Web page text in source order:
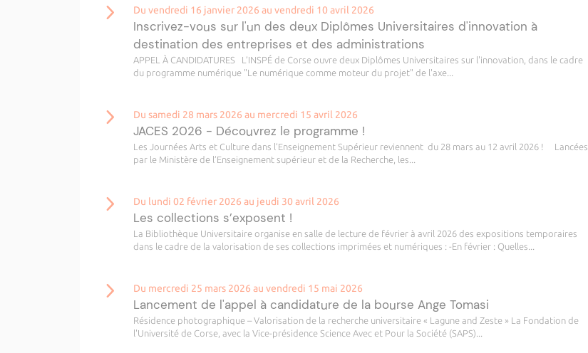
Du vendredi 16 janvier 2026 au vendredi 10 avril 2026
Inscrivez-vous sur l'un des deux Diplômes Universitaires d'innovation à
destination des entreprises et des administrations
APPEL À CANDIDATURES L’INSPÉ de Corse ouvre deux Diplômes Universitaires sur l'innovation, dans le cadre
du programme numérique "Le numérique comme moteur du projet" de l'axe...
Du samedi 28 mars 2026 au mercredi 15 avril 2026
JACES 2026 - Découvrez le programme !
Les Journées Arts et Culture dans l’Enseignement Supérieur reviennent du 28 mars au 12 avril 2026 ! Lancées
par le Ministère de l’Enseignement supérieur et de la Recherche, les...
Du lundi 02 février 2026 au jeudi 30 avril 2026
Les collections s’exposent !
La Bibliothèque Universitaire organise en salle de lecture de février à avril 2026 des expositions temporaires
dans le cadre de la valorisation de ses collections imprimées et numériques : -En février : Quelles...
Du mercredi 25 mars 2026 au vendredi 15 mai 2026
Lancement de l'appel à candidature de la bourse Ange Tomasi
Résidence photographique – Valorisation de la recherche universitaire « Lagune and Zeste » La Fondation de
l'Université de Corse, avec la Vice-présidence Science Avec et Pour la Société (SAPS)...